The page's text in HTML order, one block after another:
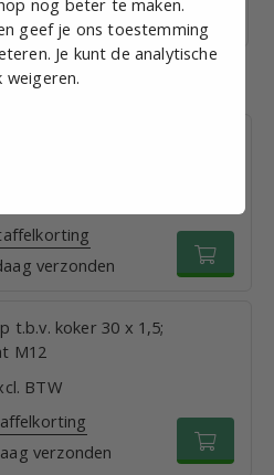
verzonden
t.b.v. koker 30 x 1,5;
M12
BTW
verzonden
nog beter te maken.
geef je ons toestemming
Je kunt de analytische
weigeren.